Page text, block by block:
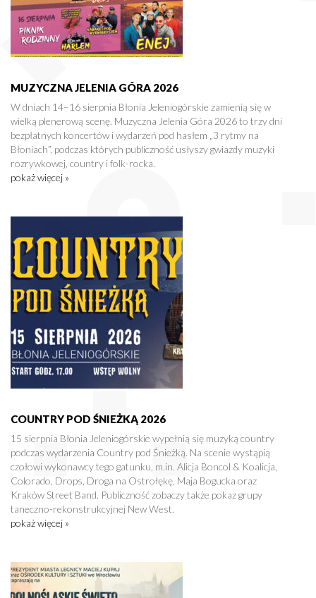
MUZYCZNA JELENIA GÓRA 2026
W dniach 14–16 sierpnia Błonia Jeleniogórskie zamienią się w
wielką plenerową scenę. Muzyczna Jelenia Góra 2026 to trzy dni
bezpłatnych koncertów i wydarzeń pod hasłem „3 rytmy na
Błoniach”, podczas których publiczność usłyszy gwiazdy muzyki
rozrywkowej, country i folk-rocka.
pokaż więcej »
COUNTRY POD ŚNIEŻKĄ 2026
15 sierpnia Błonia Jeleniogórskie wypełnią się muzyką country
podczas wydarzenia Country pod Śnieżką. Na scenie wystąpią
czołowi wykonawcy tego gatunku, m.in. Alicja Boncol & Koalicja,
Colorado, Drops, Droga na Ostrołękę, Maja Bogucka oraz
Kraków Street Band. Publiczność zobaczy także pokaz grupy
taneczno-rekonstrukcyjnej New West.
pokaż więcej »